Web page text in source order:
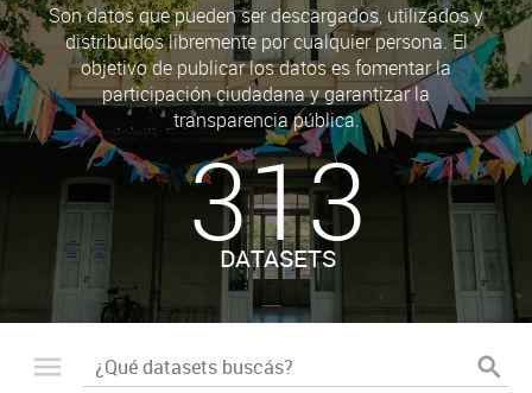
Son datos que pueden ser descargados, utilizados y
distribuidos libremente por cualquier persona. El
objetivo de publicar los datos es fomentar la
participación ciudadana y garantizar la
transparencia pública.
313
DATASETS